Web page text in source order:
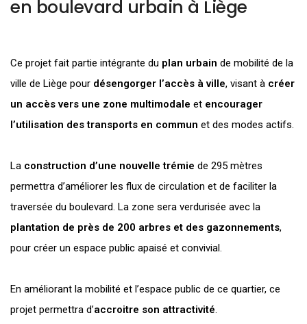
en boulevard urbain à Liège
Ce projet fait partie intégrante du plan urbain de mobilité de la
ville de Liège pour désengorger l’accès à ville, visant à créer
un accès vers une zone multimodale et encourager
l’utilisation des transports en commun et des modes actifs.
La construction d’une nouvelle trémie de 295 mètres
permettra d’améliorer les flux de circulation et de faciliter la
traversée du boulevard. La zone sera verdurisée avec la
plantation de près de 200 arbres et des gazonnements,
pour créer un espace public apaisé et convivial.
En améliorant la mobilité et l’espace public de ce quartier, ce
projet permettra d’accroitre son attractivité